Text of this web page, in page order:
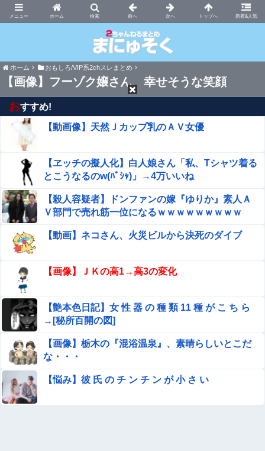
ホーム 新着&人気
まにゅそく 2chまとめニュース速報VIP
ホーム おもしろ/VIP系2chスレまとめ
【画像】フーゾク嬢さん、幸せそうな笑顔
おすすめ!
【動画像】天然Ｊカップ乳のＡＶ女優
【ヱッチの擬人化】白人娘さん「私、Tシャツ着る
とこうなるのw(ﾊﾟｼｬ)」→4万いいね
【殺人容疑者】ドンファンの嫁『ゆりか』素人Ａ
Ｖ部門で売れ筋一位になるｗｗｗｗｗｗｗｗｗ
【動画】ネコさん、火災ビルから決死のダイブ
【画像】ＪＫの高1→高3の変化
【艶本色日記】女 性 器 の 種 類 11 種 が こ ち ら
→[秘所百開の図]
【画像】栃木の『混浴温泉』、素晴らしいとこだ
な・・・
【悩み】彼 氏 の チ ン チ ン が 小 さ い